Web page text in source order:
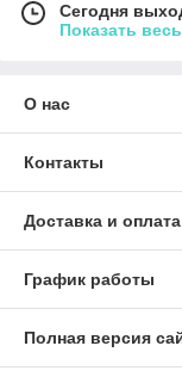
Сегодня
Показать
О нас
Контакты
Доставка и оплата
График работы
Полная версия